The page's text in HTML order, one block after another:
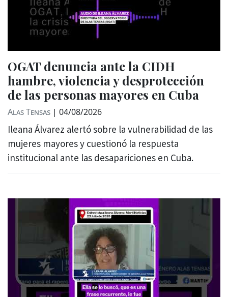
OGAT denuncia ante la CIDH
hambre, violencia y desprotección
de las personas mayores en Cuba
Alas Tensas | 04/08/2026
Ileana Álvarez alertó sobre la vulnerabilidad de las
mujeres mayores y cuestionó la respuesta
institucional ante las desapariciones en Cuba.